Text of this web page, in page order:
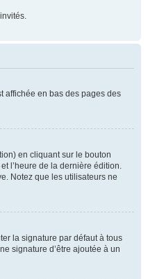
affichée en bas des pages des
en cliquant sur le bouton
l’heure de la dernière édition.
Notez que les utilisateurs ne
la signature par défaut à tous
signature d’être ajoutée à un